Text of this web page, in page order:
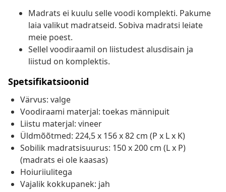
Madrats ei kuulu selle voodi komplekti. Pakume
laia valikut madratseid. Sobiva madratsi leiate
meie poest.
Sellel voodiraamil on liistudest alusdisain ja
liistud on komplektis.
Spetsifikatsioonid
Värvus: valge
Voodiraami materjal: toekas männipuit
Liistu materjal: vineer
Üldmõõtmed: 224,5 x 156 x 82 cm (P x L x K)
Sobilik madratsisuurus: 150 x 200 cm (L x P)
(madrats ei ole kaasas)
Hoiuriiulitega
Vajalik kokkupanek: jah